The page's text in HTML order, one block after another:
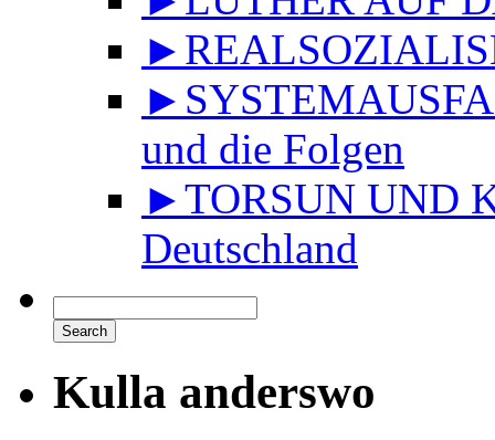
und die Folgen
►TORSUN UND
Deutschland
Kulla anderswo